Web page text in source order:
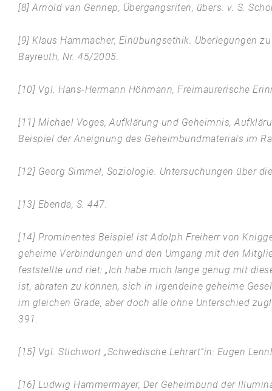
[8] Arnold van Gennep, Übergangsriten, übers. v. S.
[9] Klaus Hammacher, Einübungsethik. Überlegungen
Bayreuth, Nr. 45/2005.
[10] Vgl. Hans-Hermann Höhmann, Freimaurerische
[11] Michael Voges, Aufklärung und Geheimnis,
Beispiel der Aneignung des Geheimbundmaterials im
[12] Georg Simmel, Soziologie. Untersuchungen über
[13] Ebenda, S. 447.
[14] Prominentes Beispiel ist Adolph Freiherr von
geheime Verbindungen und den Umgang mit den
feststellte und riet: „Ich habe mich lange genug mit
ist, abraten zu können, sich in irgendeine geheime
im gleichen Grade, aber doch alle ohne Unterschied
391.
[15] Vgl. Stichwort „Schwedische Lehrart“in: Eugen
[16] Ludwig Hammermayer, Der Geheimbund der